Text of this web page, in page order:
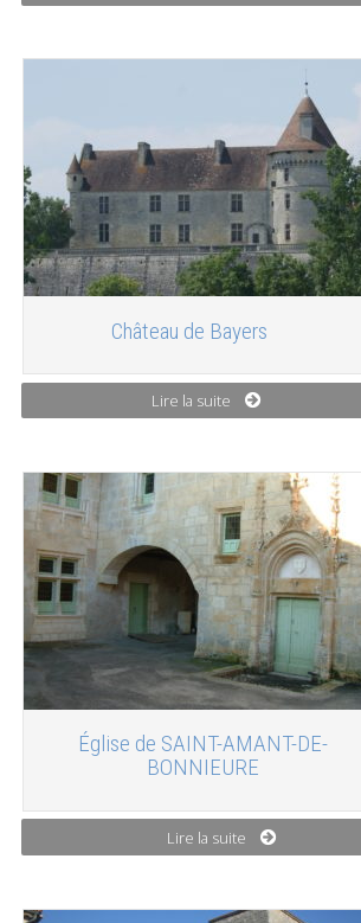
Château de Bayers
Lire la suite
Église de SAINT-AMANT-DE-
BONNIEURE
Lire la suite